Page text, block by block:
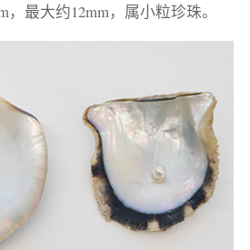
最大约12mm，属小粒珍珠。